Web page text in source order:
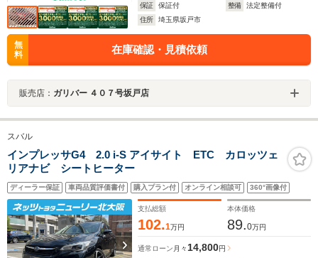
保証
保証付 整備
法定整備付
住所
埼玉県坂戸市
無
料
在庫確認・見積依頼
販売店： ガリバー ４０７号坂戸店
スバル
インプレッサG4 2.0 i-S アイサイト ETC カロッツェ
リアナビ シートヒーター
ディーラー保証 車両品質評価書付 購入プラン付 オンライン相談可 360°画像付
支払総額
102.1万円
本体価格
89.0万円
通常ローン 月々 14,800円